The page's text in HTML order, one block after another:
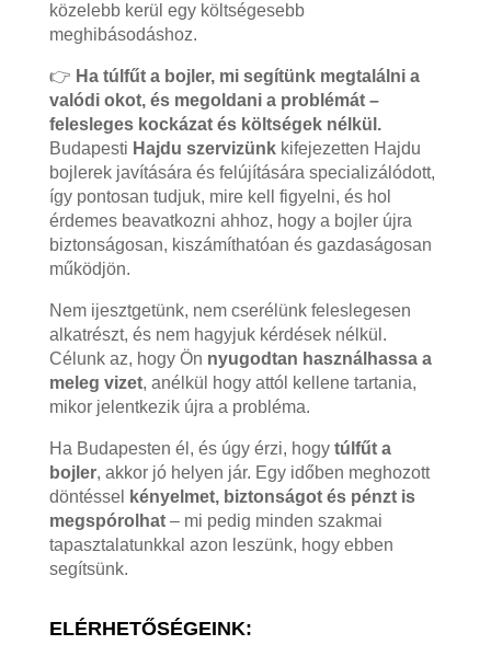
közelebb kerül egy költségesebb
meghibásodáshoz.
👉 Ha túlfűt a bojler, mi segítünk megtalálni a
valódi okot, és megoldani a problémát –
felesleges kockázat és költségek nélkül.
Budapesti Hajdu szervizünkkifejezetten Hajdu
bojlerek javítására és felújítására specializálódott,
így pontosan tudjuk, mire kell figyelni, és hol
érdemes beavatkozni ahhoz, hogy a bojler újra
biztonságosan, kiszámíthatóan és gazdaságosan
működjön.
Nem ijesztgetünk, nem cserélünk feleslegesen
alkatrészt, és nem hagyjuk kérdések nélkül.
Célunk az, hogy Ön nyugodtan használhassa a
meleg vizet, anélkül hogy attól kellene tartania,
mikor jelentkezik újra a probléma.
Ha Budapesten él, és úgy érzi, hogy túlfűt a
bojler, akkor jó helyen jár. Egy időben meghozott
döntéssel
kényelmet, biztonságot és pénzt is
megspórolhat– mi pedig minden szakmai
tapasztalatunkkal azon leszünk, hogy ebben
segítsünk.
ELÉRHETŐSÉGEINK: